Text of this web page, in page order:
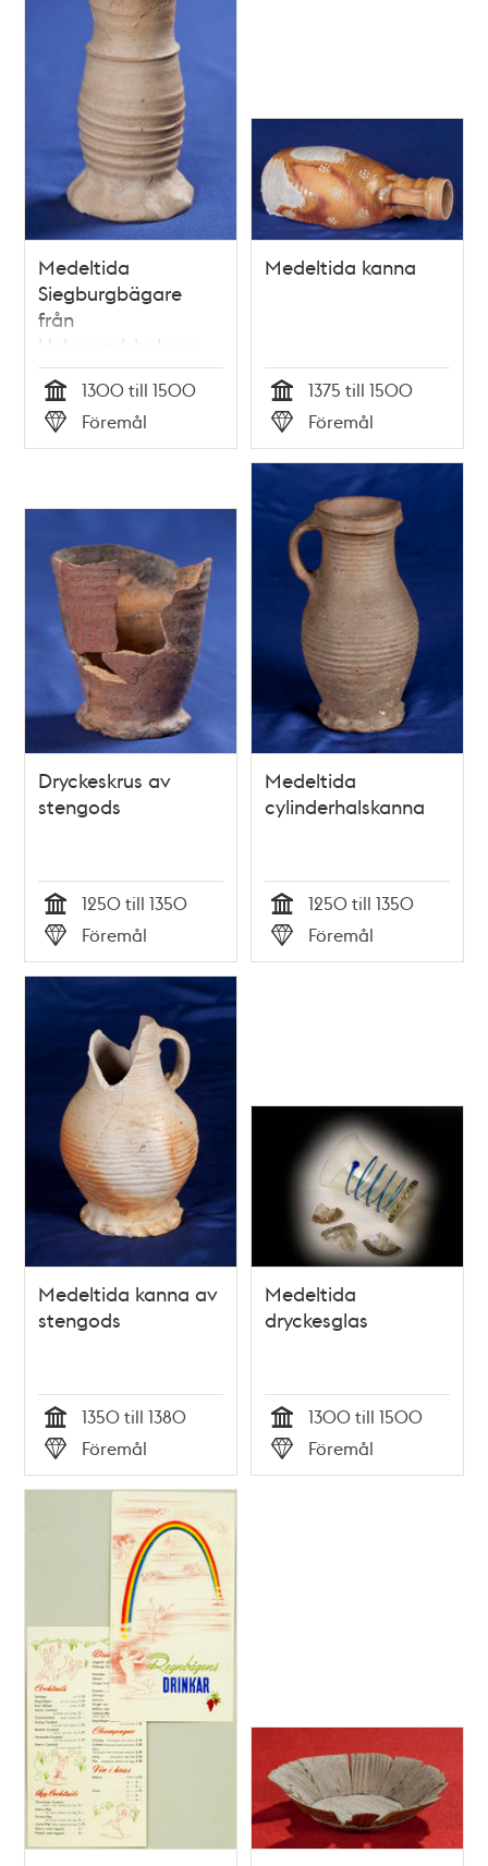
Medeltida
Siegburgbägare
från
Helgeandsholmen
Tid
1300 till 1500
Typ
Föremål
Medeltida kanna
Tid
1375 till 1500
Typ
Föremål
Dryckeskrus av
stengods
Tid
1250 till 1350
Typ
Föremål
Medeltida
cylinderhalskanna
Tid
1250 till 1350
Typ
Föremål
Medeltida kanna av
stengods
Tid
1350 till 1380
Typ
Föremål
Medeltida
dryckesglas
Tid
1300 till 1500
Typ
Föremål